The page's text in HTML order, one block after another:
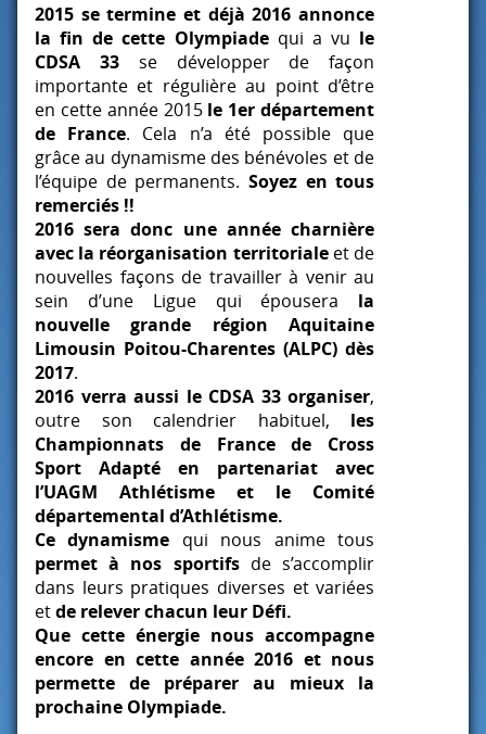
2015 se termine et déjà 2016 annonce
la fin de cette Olympiadequi a vu le
CDSA 33se développer de façon
importante et régulière au point d’être
en cette année 2015 le 1er département
de France. Cela n’a été possible que
grâce au dynamisme des bénévoles et de
l’équipe de permanents. Soyez en tous
remerciés !!
2016 sera donc une année charnière
avec la réorganisation territorialeet de
nouvelles façons de travailler à venir au
sein d’une Ligue qui épousera la
nouvelle grande région Aquitaine
Limousin Poitou-Charentes (ALPC) dès
2017.
2016 verra aussi le CDSA 33 organiser,
outre son calendrier habituel, les
Championnats de France de Cross
Sport Adapté en partenariat avec
l’UAGM Athlétisme et le Comité
départemental d’Athlétisme.
Ce dynamisme qui nous anime tous
permet à nos sportifsde s’accomplir
dans leurs pratiques diverses et variées
etde relever chacun leur Défi.
Que cette énergie nous accompagne
encore en cette année 2016 et nous
permette de préparer au mieux la
prochaine Olympiade.